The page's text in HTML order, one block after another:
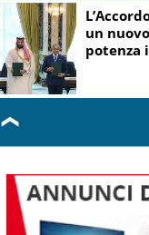
un
potenza
❮